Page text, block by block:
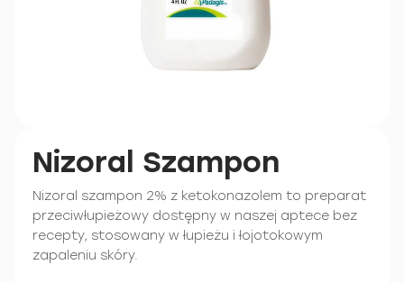
Nizoral Szampon
Nizoral szampon 2% z ketokonazolem to preparat
przeciwłupieżowy dostępny w naszej aptece bez
recepty, stosowany w łupieżu i łojotokowym
zapaleniu skóry.